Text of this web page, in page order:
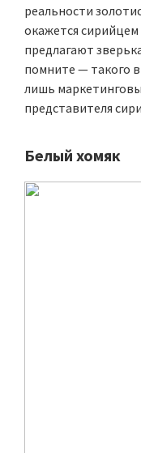
реальности
окажется
предлагают
помните — такого
лишь
представителя
Белый хомяк